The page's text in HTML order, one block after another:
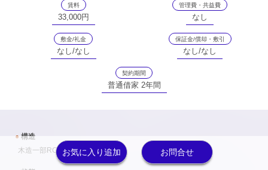
賃料 管理費・共益費
33,000円 なし
敷金/礼金 保証金/償却・敷引
なし/なし なし/なし
契約期間
普通借家 2年間
● 構造
木造一部RC造 6戸 地上3階
お気に入り追加 お問合せ